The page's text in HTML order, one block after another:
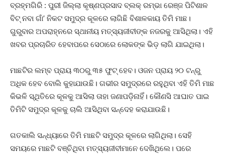
ବ୍ରହ୍ମଗିରି : ପୁରୀ ଜିଲ୍ଲା କୃଷ୍ଣପ୍ରସାଦ ବ୍ଲକ୍ ରମ୍ଭା ରେଞ୍ଜ ପିଟିଶାଳ
ବିଟ୍ ନବା ଗାଁ’ ନିକଟ ସମୁଦ୍ର କୂଳରେ ଲାଗିଛି ବିଶାଳକାୟ ତିମି ମାଛ।
ଗୁରୁବାର ଅପରାହ୍ନରେ ସ୍ଥାନୀୟ ମତ୍ସ୍ୟଜୀବୀଙ୍କ ନଜରକୁ ଆସିଥିଲା। ଏହି
ଖବର ପ୍ରଚାରିତ ହେବାପରେ ସେଠାରେ ଲୋକଙ୍କ ଭିଡ଼ ଲାଗି ଯାଇଥିଲା।
ମାଛଟିର ଲମ୍ବ ପ୍ରାୟ ୩୦ରୁ ୩୫ ଫୁଟ୍ ହେବ। ଓଜନ ପ୍ରାୟ ୨୦ ଟନ୍‌ରୁ
ଅଧିକ ହେବ ବୋଲି କୁହାଯାଉଛି। ଗଭୀର ସମୁଦ୍ରରେ ରହୁଥିବା ଏହି ତିମି ମାଛ
କିଭଳି ସ୍ଥିତିରେ କୂଳକୁ ଆସିଲା ତାହା ଜଣାପଡ଼ିନାହିଁ। କୌଣସି ଆଘାତ ପାଇ
ତିମିଟି ସମୁଦ୍ର କୂଳକୁ ଚାଲି ଆସିଥିବା ସନ୍ଦେହ କରାଯାଉଛି।
ଗତକାଲି ସନ୍ଧ୍ୟାରେ ତିମି ମାଛଟି ସମୁଦ୍ର କୂଳରେ ଲାଗିଥିଲା। ସେହି
ସମୟରେ ମାଛଟି ବଞ୍ଚିଥିବା ମତ୍ସ୍ୟଜୀବୀମାନେ ଦେଖିଥିଲେ। ପରେ